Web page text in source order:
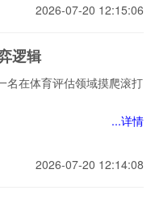
2026-07-20 12:15:06
逻辑
名在体育评估领域摸爬滚打
...详情
2026-07-20 12:14:08